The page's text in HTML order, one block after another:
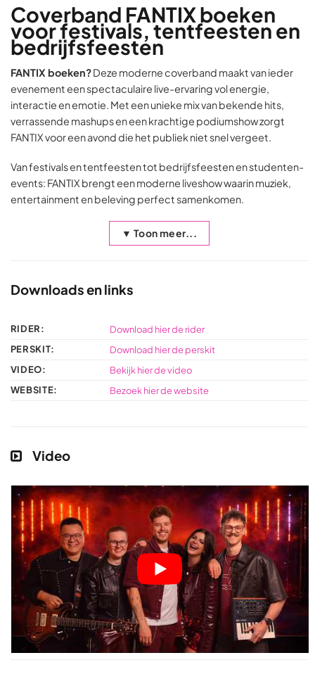
Coverband FANTIX boeken
voor festivals, tentfeesten en
bedrijfsfeesten
FANTIX boeken?Deze moderne coverband maakt van ieder
evenement een spectaculaire live-ervaring vol energie,
interactie en emotie. Met een unieke mix van bekende hits,
verrassende mashups en een krachtige podiumshow zorgt
FANTIX voor een avond die het publiek niet snel vergeet.
Van festivals en tentfeesten tot bedrijfsfeesten en studenten-
events: FANTIX brengt een moderne liveshow waarin muziek,
entertainment en beleving perfect samenkomen.
▼ Toon meer...
Downloads en links
RIDER:
Download hier de rider
PERSKIT:
Download hier de perskit
VIDEO:
Bekijk hier de video
WEBSITE:
Bezoek hier de website
Video